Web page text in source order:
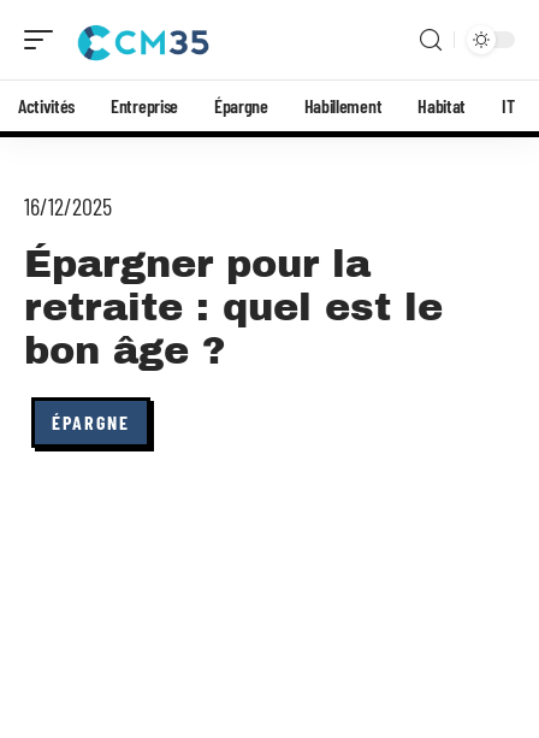
Activités Entreprise Épargne Habillement Habitat IT
16/12/2025
Épargner pour la
retraite : quel est le
bon âge ?
ÉPARGNE